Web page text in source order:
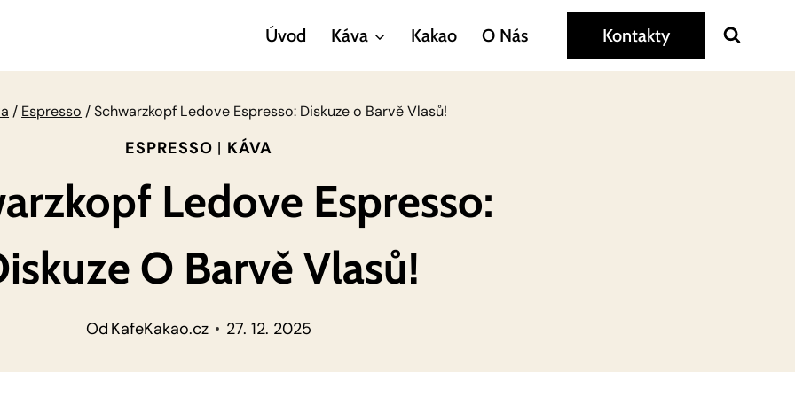
Úvod Káva Kakao O Nás Kontakty
/ Espresso /Schwarzkopf Ledove Espresso: Diskuze o Barvě Vlasů!
ESPRESSO | KÁVA
Ledove Espresso:
O Barvě Vlasů!
Od KafeKakao.cz 27. 12. 2025